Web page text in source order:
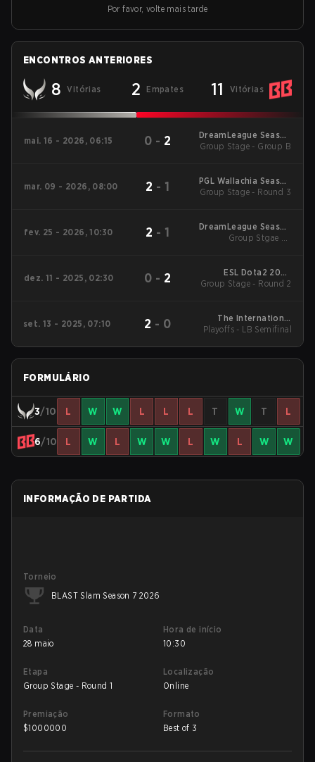
Por favor, volte mais tarde
ENCONTROS ANTERIORES
8 Vitórias 2 Empates 11 Vitórias
mai. 16 - 2026, 06:15 0 - 2
DreamLeague Season
29 2026
Group Stage - Group B
mar. 09 - 2026, 08:00 2 - 1
PGL Wallachia Season
7 Main Tournament
Group Stage - Round 3
fev. 25 - 2026, 10:30 2 - 1
DreamLeague Season
28
Group Stgae 2 -
dez. 11 - 2025, 02:30 0 - 2
ESL Dota2 2025
DreamLeague Season
Group Stage - Round 2
set. 13 - 2025, 07:10 2 - 0
The International
2025 Main Event
Playoffs - LB Semifinal
FORMULÁRIO
3/10 L W W L L L T W T L
6/10 L W L W W L W L W W
INFORMAÇÃO DE PARTIDA
Torneio
BLAST Slam Season 7 2026
Data
28 maio
Hora de início
10:30
Etapa
Group Stage - Round 1
Localização
Online
Premiação
$1000000
Formato
Best of 3